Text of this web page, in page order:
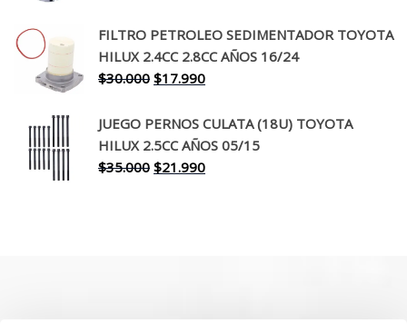
original
era:
$260.000.
actual
es:
FILTRO PETROLEO SEDIMENTADOR TOYOTA
HILUX 2.4CC 2.8CC AÑOS 16/24
$30.000 El
original
era:
$30.000.
$17.990El
actual
es:
$17.990.
JUEGO PERNOS CULATA (18U) TOYOTA
HILUX 2.5CC AÑOS 05/15
$35.000 El
$21.990El